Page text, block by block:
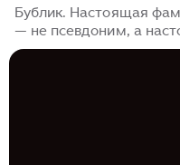
Бублик. Настоящая
— не псевдоним, а
работал слесарем на